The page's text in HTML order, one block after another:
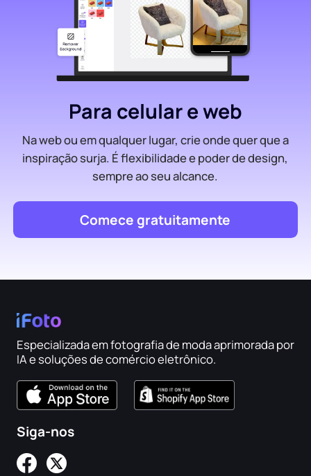
Para celular e web
Na web ou em qualquer lugar, crie onde quer que a
inspiração surja. É flexibilidade e poder de design,
sempre ao seu alcance.
Comece gratuitamente
Especializada em fotografia de moda aprimorada por
IA e soluções de comércio eletrônico.
Siga-nos